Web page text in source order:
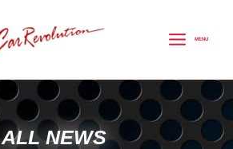
MENU
ALL NEWS